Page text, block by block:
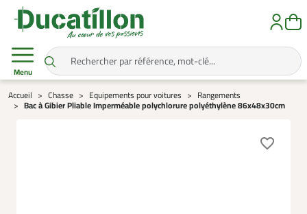
Menu
Accueil Chasse Equipements pour voitures Rangements
Bac à Gibier Pliable Imperméable polychlorure polyéthylène 86x48x30cm
favorite_border